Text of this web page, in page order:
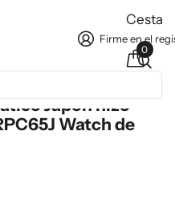
Firme en el
Cesta
0
automáticamente.
Japón hizo
Watch de